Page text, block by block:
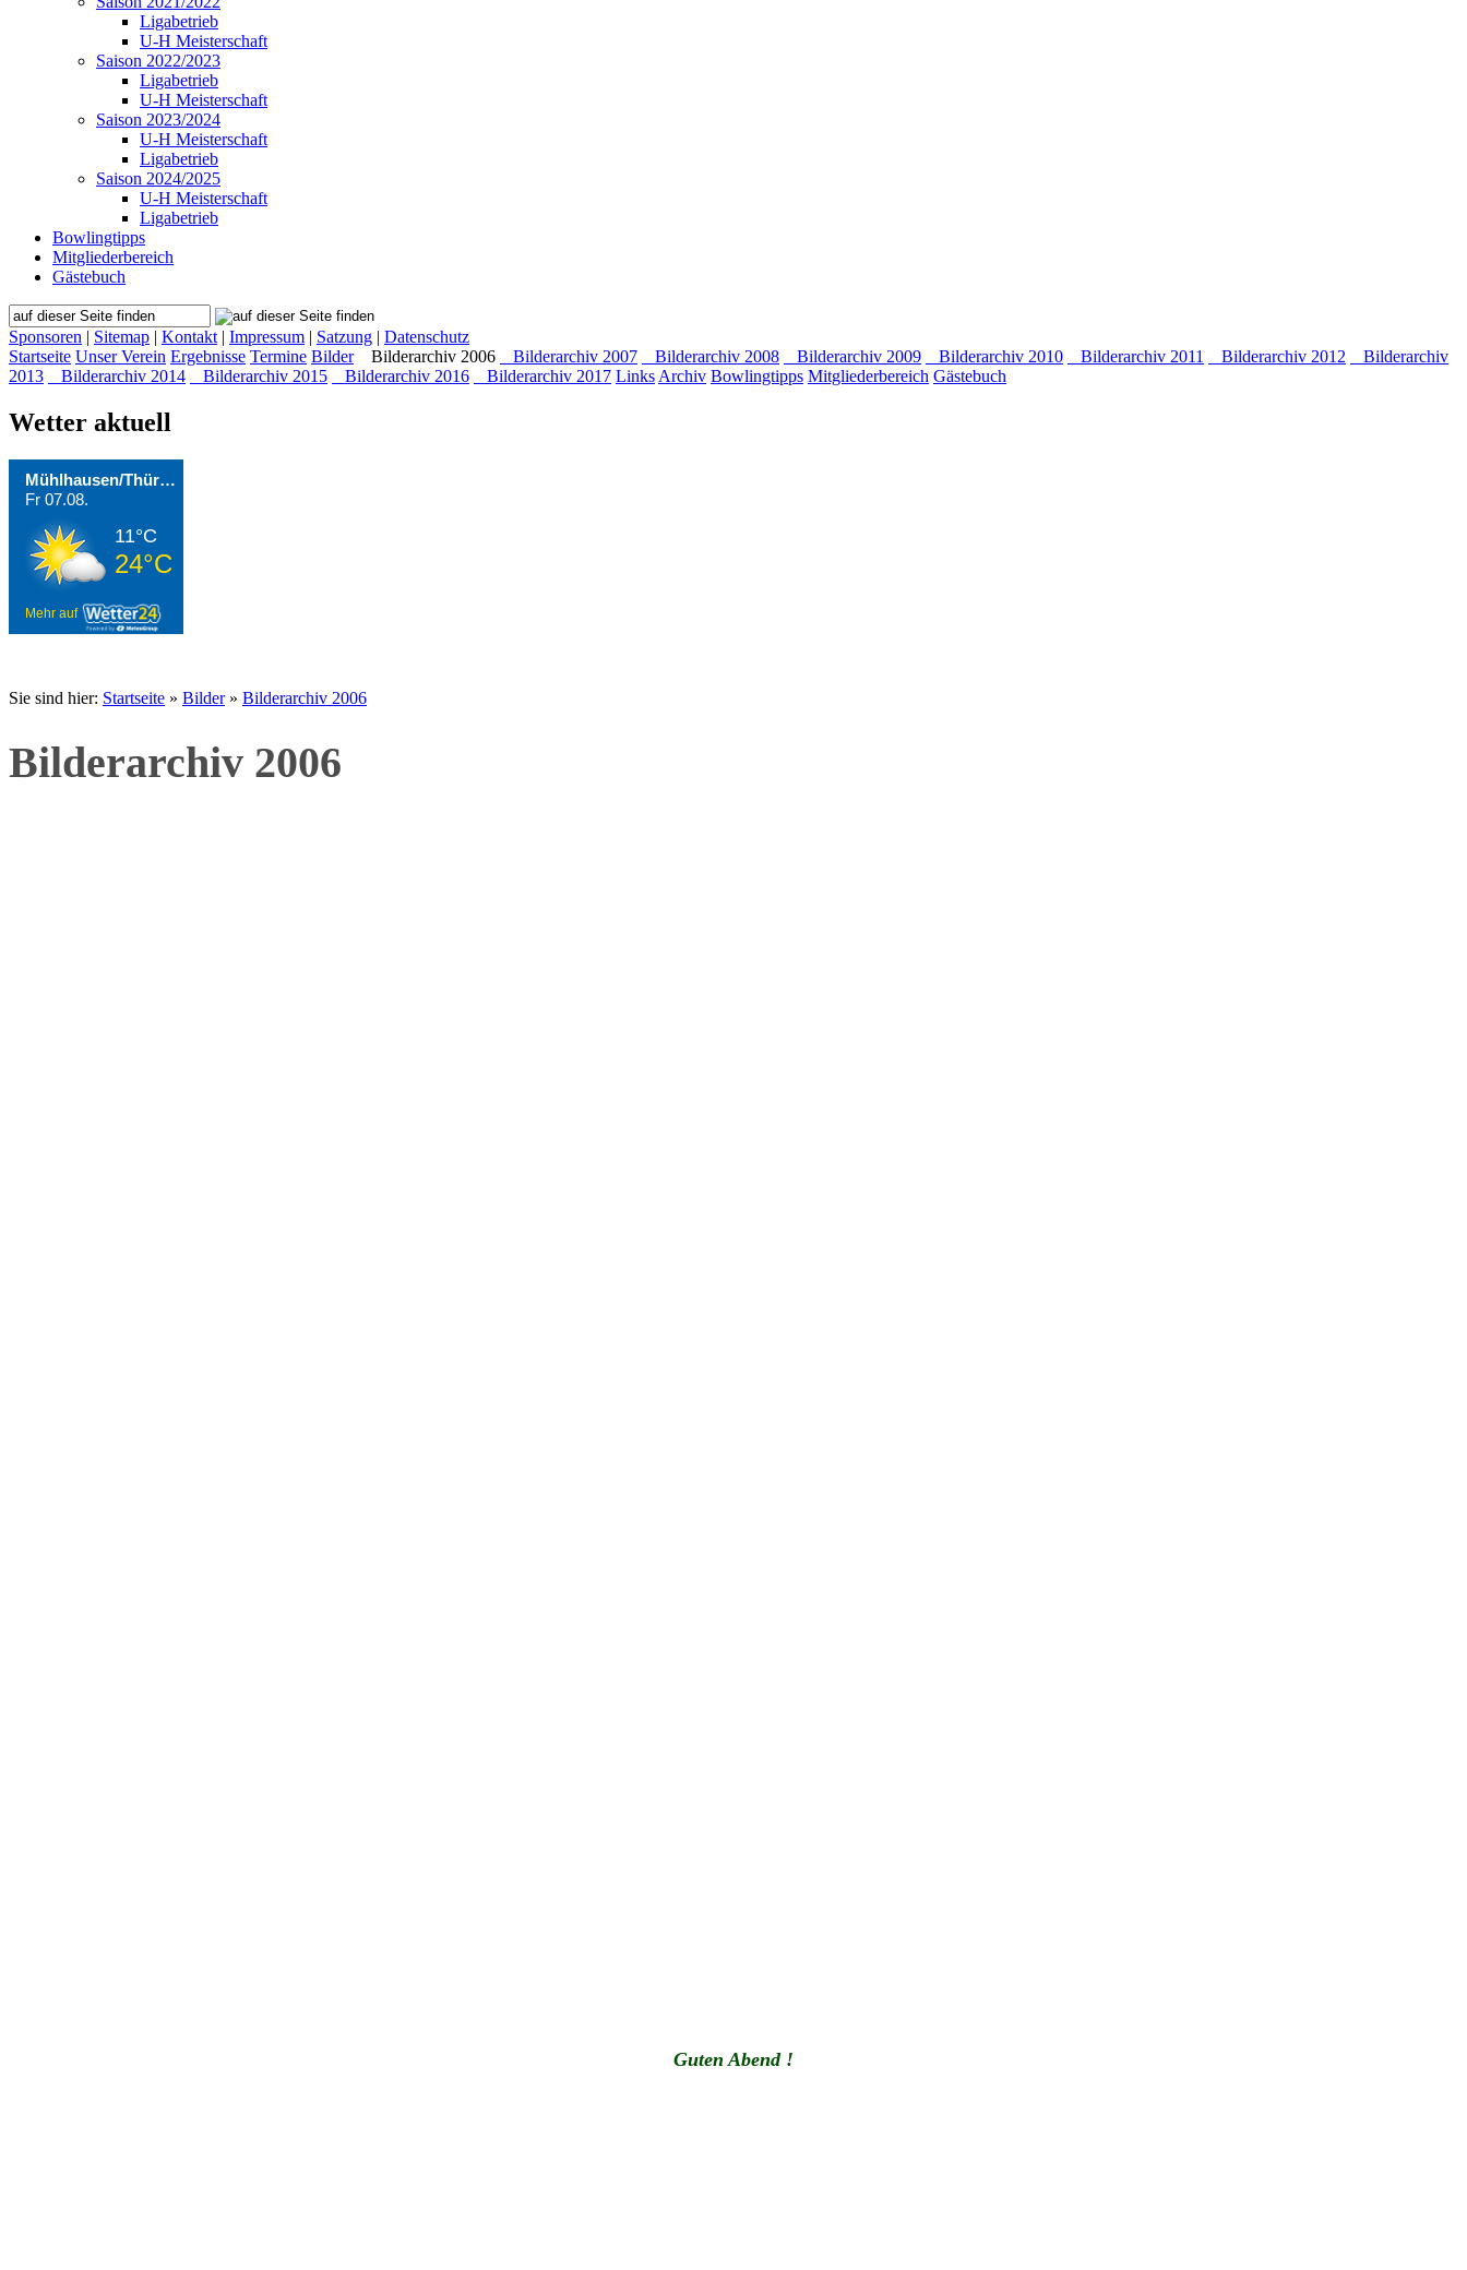
Ligabetrieb
U-H Meisterschaft
Saison 2022/2023
Ligabetrieb
U-H Meisterschaft
Saison 2023/2024
U-H Meisterschaft
Ligabetrieb
Saison 2024/2025
U-H Meisterschaft
Ligabetrieb
Bowlingtipps
Mitgliederbereich
Gästebuch
Sponsoren | Sitemap | Kontakt | Impressum | Satzung | Datenschutz
Startseite Unser Verein Ergebnisse Termine Bilder Bilderarchiv 2006 Bilderarchiv 2007 Bilderarchiv 2008 Bilderarchiv 2009 Bilderarchiv 2010 Bilderarchiv 2011 Bilderarchiv 2012
Bilderarchiv
2013
Bilderarchiv 2014 Bilderarchiv 2015 Bilderarchiv 2016 Bilderarchiv 2017 Links Archiv Bowlingtipps Mitgliederbereich Gästebuch
Wetter aktuell
Mühlhausen/Thüringen
Fr 07.08.
11°C
24°C
Mehr auf
Sie sind hier: Startseite » Bilder» Bilderarchiv 2006
Bilderarchiv 2006
Guten Abend !